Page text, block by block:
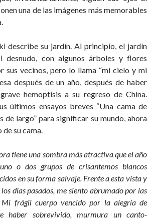
una de las imágenes más memorables
describe su jardín. Al principio, el jardín
desnudo, con algunos árboles y flores
sus vecinos, pero lo llama “mi cielo y mi
después de un año, después de haber
hemoptisis a su regreso de China.
últimos ensayos breves “Una cama de
de largo” para significar su mundo, ahora
su cama.
tiene una sombra más atractiva que el año
o dos grupos de crisantemos blancos
en su forma salvaje. Frente a esta vista y
días pasados, me siento abrumado por las
Mi frágil cuerpo vencido por la alegría de
haber sobrevivido, murmura un canto-